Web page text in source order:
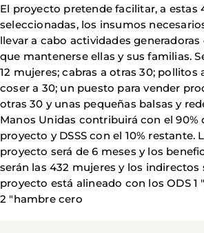
El proyecto pretende facilitar, a estas
seleccionadas, los insumos
llevar a cabo actividades
que mantenerse ellas y sus familias.
12 mujeres; cabras a otras 30; pollitos
coser a 30; un puesto para vender
otras 30 y unas pequeñas balsas y
Manos Unidas contribuirá con el 90%
proyecto y DSSS con el 10% restante.
proyecto será de 6 meses y los
serán las 432 mujeres y los indirectos
proyecto está alineado con los ODS 1
2 "hambre cero